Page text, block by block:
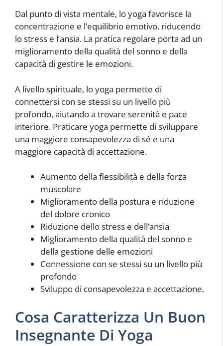
Dal punto di vista mentale, lo yoga favorisce la
concentrazione e l’equilibrio emotivo, riducendo
lo stress e l’ansia. La pratica regolare porta ad un
miglioramento della qualità del sonno e della
capacità di gestire le emozioni.
A livello spirituale, lo yoga permette di
connettersi con se stessi su un livello più
profondo, aiutando a trovare serenità e pace
interiore. Praticare yoga permette di sviluppare
una maggiore consapevolezza di sé e una
maggiore capacità di accettazione.
Aumento della flessibilità e della forza
muscolare
Miglioramento della postura e riduzione
del dolore cronico
Riduzione dello stress e dell’ansia
Miglioramento della qualità del sonno e
della gestione delle emozioni
Connessione con se stessi su un livello più
profondo
Sviluppo di consapevolezza e accettazione.
Cosa Caratterizza Un Buon
Insegnante Di Yoga